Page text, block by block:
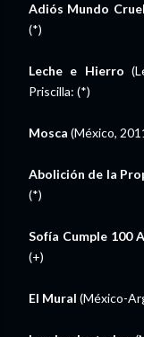
Adiós Mundo Cruel
(*)
Leche e Hierro
Priscilla: (*)
Mosca (México,
Abolición de la
(*)
Sofía Cumple 100
(+)
El Mural (México-